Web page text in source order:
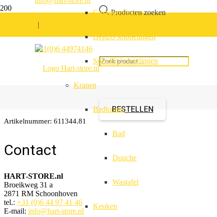
|
+31(0)6 44974146
Producten zoeken
BESTELLEN
Gaskoppelingen
Hep2O koppelingen
Speedfit koppelingen
Kranen
Badkamer
Bad
Douche
Wastafel
Keuken
Zelfklevende plint
Artikelnummer: 611344.81
Contact
HART-STORE.nl
Broeikweg 31 a
2871 RM Schoonhoven
tel.: +31 (0)6 44 97 41 46
E-mail: info@hart-store.nl